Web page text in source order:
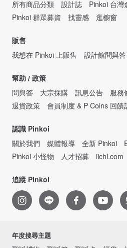
所有商品分類
設計誌 Pinkoi 台灣
Pinkoi 群眾募資
找靈感 逛櫥窗
販售
我想在 Pinkoi 上販售
設計館問與答
幫助 / 政策
問與答
大宗採購 訊息公告 服務
退貨政策
會員制度 & P Coins 回饋
認識 Pinkoi
關於我們
媒體報導 全新 Pinkoi
Pinkoi 小怪物
人才招募 iichi.com
追蹤 Pinkoi
年度搜尋主題